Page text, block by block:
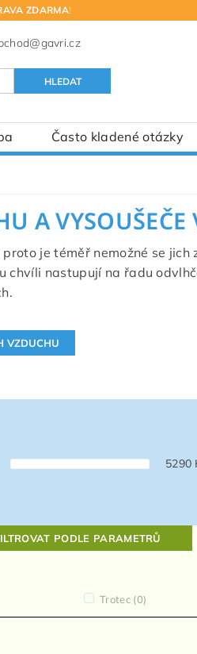
ZDARMA!
Často kladené otázky
A
proto je téměř nemožné se
chvíli nastupují na řadu
5290
PODLE PARAMETRŮ
Trotec (0)